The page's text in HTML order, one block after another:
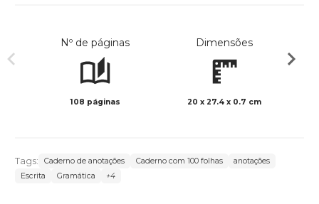
Nº de páginas
108 páginas
Dimensões
20 x 27.4 x 0.7 cm
Tags: Caderno de anotações Caderno com 100 folhas
anotações
Escrita
Gramática +4